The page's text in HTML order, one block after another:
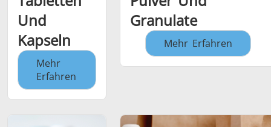
Und
Kapseln
Mehr
Erfahren
Granulate
Mehr Erfahren